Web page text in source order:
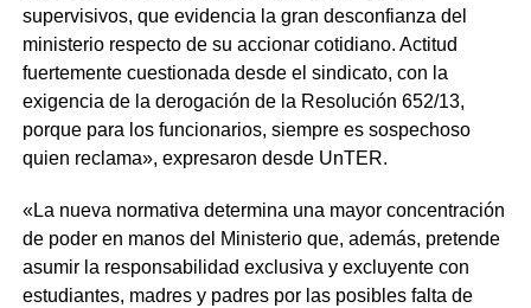
supervisivos, que evidencia la gran desconfianza del
ministerio respecto de su accionar cotidiano. Actitud
fuertemente cuestionada desde el sindicato, con la
exigencia de la derogación de la Resolución 652/13,
porque para los funcionarios, siempre es sospechoso
quien reclama», expresaron desde UnTER.
«La nueva normativa determina una mayor concentración
de poder en manos del Ministerio que, además, pretende
asumir la responsabilidad exclusiva y excluyente con
estudiantes, madres y padres por las posibles falta de